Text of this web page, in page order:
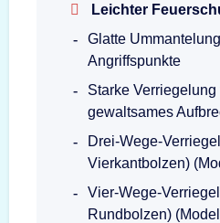
Leichter
Glatte
Angriffspunkte
Starke
gewaltsames
Drei-Wege-
Vierkantbolzen)
Vier-Wege-
Rundbolzen)